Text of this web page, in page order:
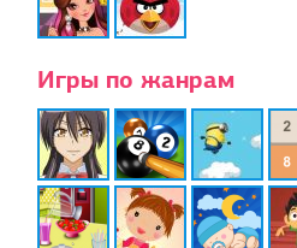
Игры по жанрам